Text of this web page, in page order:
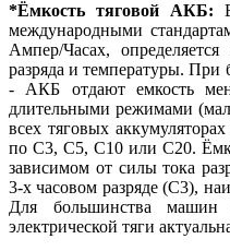
*Ёмкость тяговой АКБ:
международными
Ампер/Часах,
разряда и температуры. При
- АКБ отдают емкость
длительными режимами
всех тяговых
по С3, С5, С10 или С20.
зависимом от силы тока
3-х часовом разряде (С3),
Для большинства машин
электрической тяги